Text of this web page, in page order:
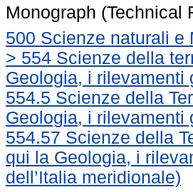
Monograph (Technical
500 Scienze naturali e
> 554 Scienze della
Geologia, i rilevamenti
554.5 Scienze della
Geologia, i rilevamenti
554.57 Scienze della
qui la Geologia, i
dell’Italia meridionale)